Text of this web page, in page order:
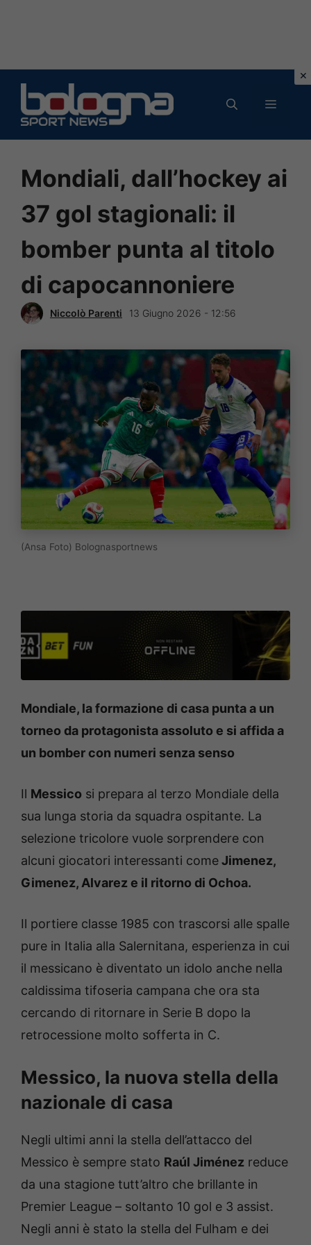
contenuto
MENU
Mondiali, dall’hockey ai
37 gol stagionali: il
bomber punta al titolo
di capocannoniere
Niccolò Parenti 13 Giugno 2026 - 12:56
(Ansa Foto) Bolognasportnews
Mondiale, la formazione di casa punta a un
torneo da protagonista assoluto e si affida a
un bomber con numeri senza senso
Il Messico si prepara al terzo Mondiale della
sua lunga storia da squadra ospitante. La
selezione tricolore vuole sorprendere con
alcuni giocatori interessanti comeJimenez,
Gimenez, Alvarez e il ritorno di Ochoa.
Il portiere classe 1985 con trascorsi alle spalle
pure in Italia alla Salernitana, esperienza in cui
il messicano è diventato un idolo anche nella
caldissima tifoseria campana che ora sta
cercando di ritornare in Serie B dopo la
retrocessione molto sofferta in C.
Messico, la nuova stella della
nazionale di casa
Negli ultimi anni la stella dell’attacco del
Messico è sempre stato Raúl Jiménez reduce
da una stagione tutt’altro che brillante in
Premier League – soltanto 10 gol e 3 assist.
Negli anni è stato la stella del Fulham e dei